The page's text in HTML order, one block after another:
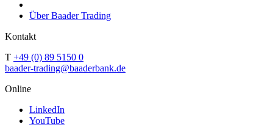
Über Baader Trading
Kontakt
T +49 (0) 89 5150 0
baader-trading@baaderbank.de
Online
LinkedIn
YouTube